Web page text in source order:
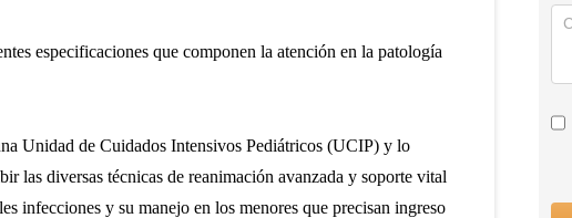
especificaciones que componen la atención en la patología
Unidad de Cuidados Intensivos Pediátricos (UCIP) y lo
las diversas técnicas de reanimación avanzada y soporte vital
infecciones y su manejo en los menores que precisan ingreso